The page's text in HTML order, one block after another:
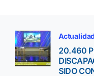
Actualidad
20.460
SIDO